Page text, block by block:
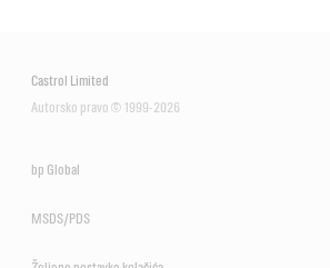
Castrol Limited
Autorsko pravo © 1999-2026
bp Global
MSDS/PDS